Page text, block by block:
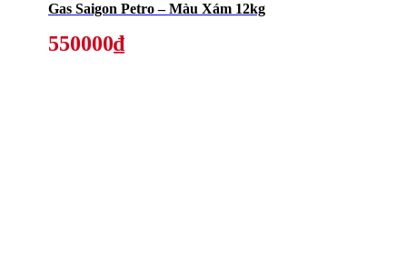
Gas Saigon Petro – Màu Xám 12kg
550000₫